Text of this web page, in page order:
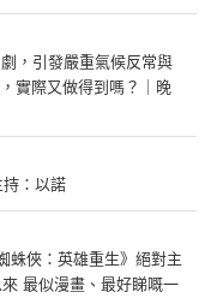
，引發嚴重氣候反常與
實際又做得到嗎？｜晚
持：以諾
蛛俠：英雄重生》絕對主
最似漫畫、最好睇嘅一